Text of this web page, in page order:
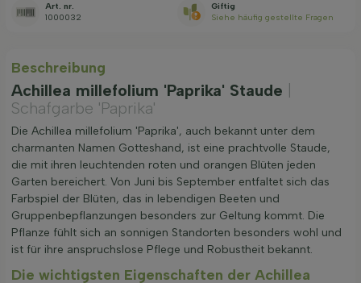
Art. nr.
1000032
Giftig
Siehe häufig gestellte Fragen
Beschreibung
Achillea millefolium 'Paprika' Staude
Schafgarbe 'Paprika'
Die Achillea millefolium 'Paprika', auch bekannt unter dem
charmanten Namen Gotteshand, ist eine prachtvolle Staude,
die mit ihren leuchtenden roten und orangen Blüten jeden
Garten bereichert. Von Juni bis September entfaltet sich das
Farbspiel der Blüten, das in lebendigen Beeten und
Gruppenbepflanzungen besonders zur Geltung kommt. Die
Pflanze fühlt sich an sonnigen Standorten besonders wohl und
ist für ihre anspruchslose Pflege und Robustheit bekannt.
Die wichtigsten Eigenschaften der Achillea